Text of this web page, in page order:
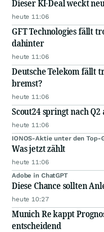
Dieser KI-Deal weckt
heute 11:06
GFT Technologies fällt
dahinter
heute 11:06
Deutsche Telekom fällt
bremst?
heute 11:06
Scout24 springt nach
heute 11:06
IONOS-Aktie unter den Top-
Was jetzt zählt
heute 11:06
Adobe in ChatGPT
Diese Chance sollten
heute 10:27
Munich Re kappt
entscheidend